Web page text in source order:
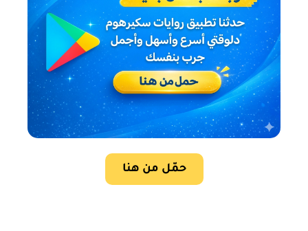
حمّل من هنا